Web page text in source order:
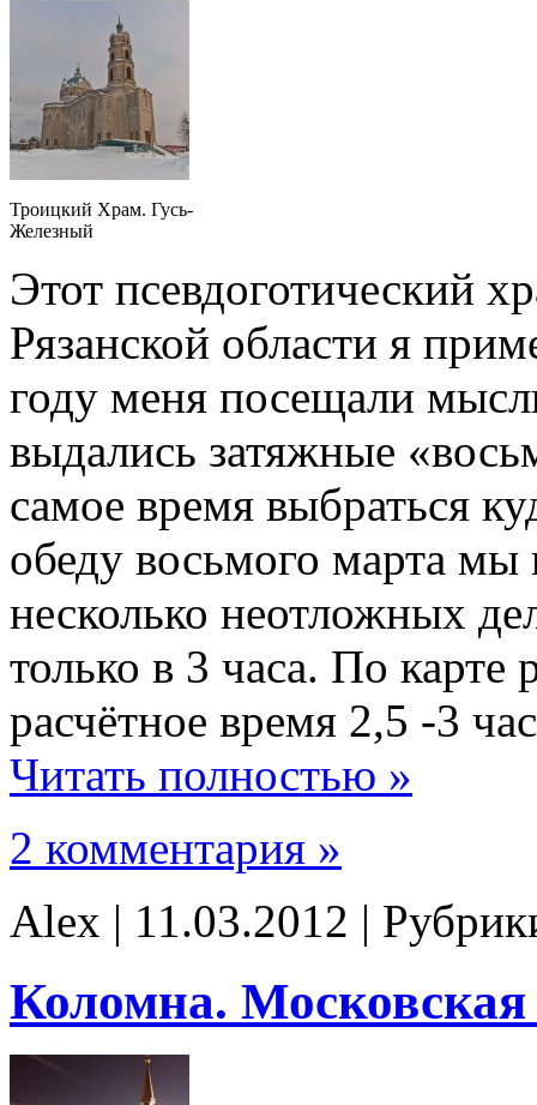
Троицкий Храм. Гусь-
Железный
Этот псевдоготический
Рязанской области я
году меня посещали
выдались затяжные
самое время выбраться
обеду восьмого марта мы
несколько неотложных
только в 3 часа. По
расчётное время 2,5 -3
Читать полностью »
2 комментария »
Alex | 11.03.2012 |
Коломна. Московская